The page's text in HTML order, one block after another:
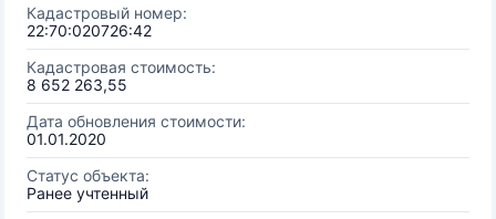
Кадастровый номер:
22:70:020726:42
Кадастровая стоимость:
8 652 263,55
Дата обновления стоимости:
01.01.2020
Статус объекта:
Ранее учтенный